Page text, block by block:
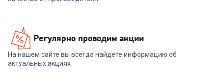
Регулярно проводим акции
На нашем сайте вы всегда найдете информацию об
актуальных акциях